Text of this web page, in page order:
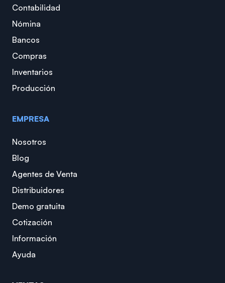
Contabilidad
Nómina
Bancos
Compras
Inventarios
Producción
EMPRESA
Nosotros
Blog
Agentes de Venta
Distribuidores
Demo gratuita
Cotización
Información
Ayuda